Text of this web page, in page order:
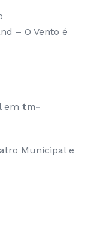
– O Vento é
em tm-
Municipal e